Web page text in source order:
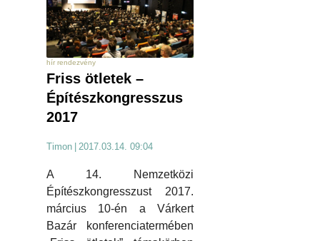
hír rendezvény
Friss ötletek –
Építészkongresszus
2017
Timon 2017.03.14. 09:04
A 14. Nemzetközi
Építészkongresszust 2017.
március 10-én a Várkert
Bazár konferenciatermében